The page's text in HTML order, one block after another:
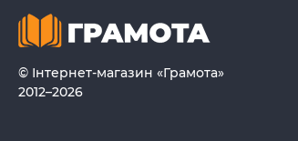
© Інтернет-магазин «Грамота»
2012–2026